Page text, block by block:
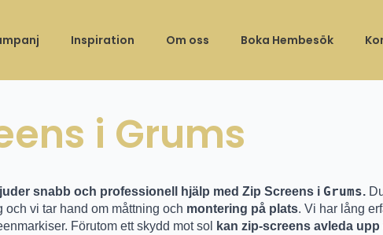
Inspiration Om oss Boka Hembesök
i Grums
snabb och professionell hjälp med Zip Screens i Grums.
vi tar hand om måttning och montering på plats. Vi har lång
Förutom ett skydd mot sol
kan zip-screens avleda upp